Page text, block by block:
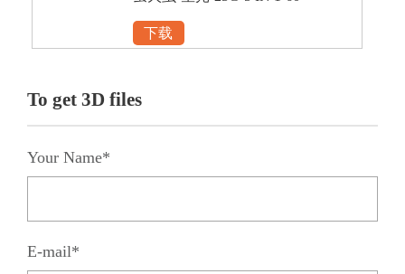
下载
To get 3D files
Your Name*
E-mail*